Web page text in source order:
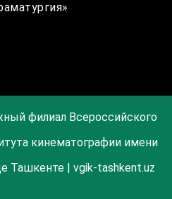
филиал Всероссийского
кинематографии имени
Ташкенте | vgik-tashkent.uz